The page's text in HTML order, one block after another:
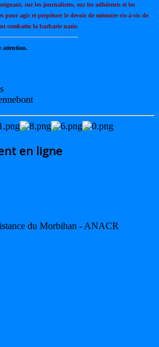
sur les journalistes, sur les adhérents et les
pour agir et perpétuer le devoir de mémoire vis-à-vis de
combattu la barbarie nazie.
attention.
en ligne
du Morbihan - ANACR